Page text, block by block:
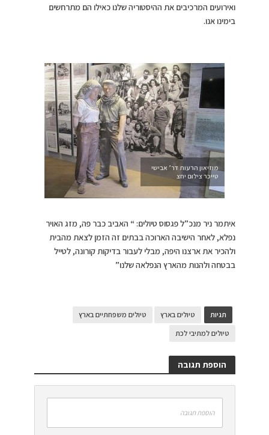
ואירועים המרכיבים את ההיסטוריה שלנו כאילו הם מתרחשים
בימינו אנו.
מוזיאון הרעות דר’ אבישי
טייכר צילום יחצ
איתמר ניר מנכ”ל פגסוס טיולים:“ האביב כבר פה, מזג האויר
נפלא, לאחר הישיבה הארוכה בבתים זה הזמן לצאת מהבית
ולהכיר את ארצנו היפה, מבלי לעבור בדיקות קורונה, לטייל
בבטחה ולהנות מהארץ הנפלאה שלנו”
תגיות טיולים בארץ
טיולים משפחתיים בארץ
טיולים למתיבי לכת
הוספת תגובה
הוספת תגובה